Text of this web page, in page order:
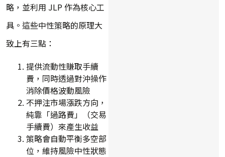
略，並利用 JLP 作為核心工
具。這些中性策略的原理大
致上有三點：
提供流動性賺取手續
費，同時透過對沖操作
消除價格波動風險
不押注市場漲跌方向，
純靠「過路費」（交易
手續費）來產生收益
策略會自動平衡多空部
位，維持風險中性狀態